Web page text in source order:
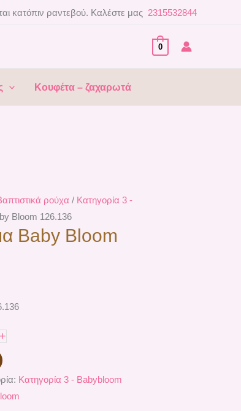
κατόπιν ραντεβού. Καλέστε μας 2315532844
0
Κουφέτα – ζαχαρωτά
ρούχα / Κατηγορία 3 -
Bloom 126.136
Baby Bloom
+
Κατηγορία 3 - Babybloom